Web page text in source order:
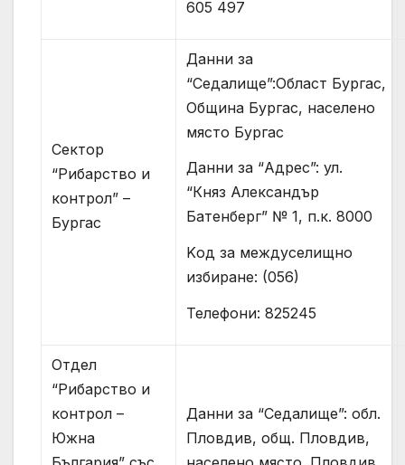
605 497
Сектор
“Рибарство и
контрол” –
Бургас
Данни за
“Седалище”:Област Бургас,
Община Бургас, населено
място Бургас
Данни за “Адрес”: ул.
“Княз Александър
Батенберг” № 1, п.к. 8000
Kод за междуселищно
избиране: (056)
Телефони: 825245
Отдел
“Рибарство и
контрол –
Южна
Данни за “Седалище”: обл.
Пловдив, общ. Пловдив,